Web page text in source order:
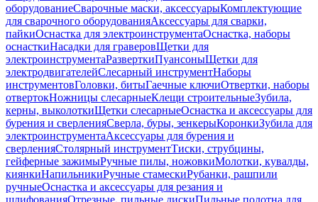
оборудованиеСварочные маски, аксессуарыКомплектующие
для сварочного оборудованияАксессуары для сварки,
пайкиОснастка для электроинструментаОснастка, наборы
оснасткиНасадки для граверовЩетки для
электроинструментаРазверткиПуансоныЩетки для
электродвигателейСлесарный инструментНаборы
инструментовГоловки, битыГаечные ключиОтвертки, наборы
отвертокНожницы слесарныеКлещи строительныеЗубила,
керны, выколоткиЩетки слесарныеОснастка и аксессуары для
бурения и сверленияСверла, буры, зенкерыКоронкиЗубила для
электроинструментаАксессуары для бурения и
сверленияСтолярный инструментТиски, струбцины,
гейферные зажимыРучные пилы, ножовкиМолотки, кувалды,
киянкиНапильникиРучные стамескиРубанки, рашпили
ручныеОснастка и аксессуары для резания и
шлифованияОтрезные, пильные дискиПильные полотна для